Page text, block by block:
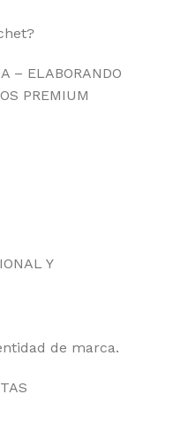
– ELABORANDO
PREMIUM
Y
de marca.